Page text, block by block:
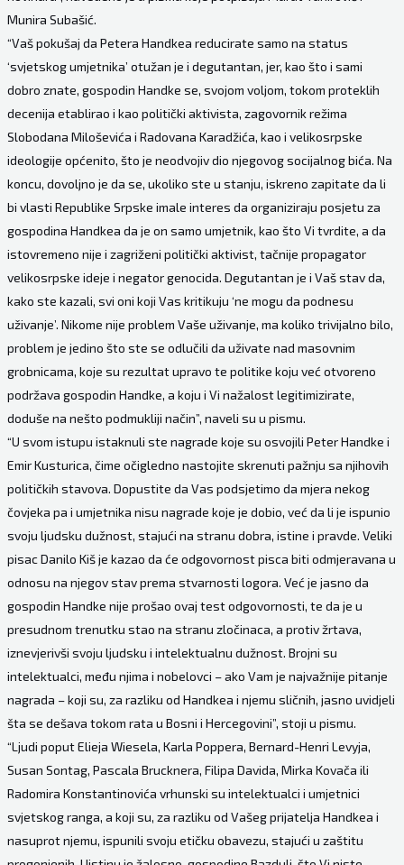
Munira Subašić.
“Vaš pokušaj da Petera Handkea reducirate samo na status
‘svjetskog umjetnika’ otužan je i degutantan, jer, kao što i sami
dobro znate, gospodin Handke se, svojom voljom, tokom proteklih
decenija etablirao i kao politički aktivista, zagovornik režima
Slobodana Miloševića i Radovana Karadžića, kao i velikosrpske
ideologije općenito, što je neodvojiv dio njegovog socijalnog bića. Na
koncu, dovoljno je da se, ukoliko ste u stanju, iskreno zapitate da li
bi vlasti Republike Srpske imale interes da organiziraju posjetu za
gospodina Handkea da je on samo umjetnik, kao što Vi tvrdite, a da
istovremeno nije i zagriženi politički aktivist, tačnije propagator
velikosrpske ideje i negator genocida. Degutantan je i Vaš stav da,
kako ste kazali, svi oni koji Vas kritikuju ‘ne mogu da podnesu
uživanje’. Nikome nije problem Vaše uživanje, ma koliko trivijalno bilo,
problem je jedino što ste se odlučili da uživate nad masovnim
grobnicama, koje su rezultat upravo te politike koju već otvoreno
podržava gospodin Handke, a koju i Vi nažalost legitimizirate,
doduše na nešto podmukliji način”, naveli su u pismu.
“U svom istupu istaknuli ste nagrade koje su osvojili Peter Handke i
Emir Kusturica, čime očigledno nastojite skrenuti pažnju sa njihovih
političkih stavova. Dopustite da Vas podsjetimo da mjera nekog
čovjeka pa i umjetnika nisu nagrade koje je dobio, već da li je ispunio
svoju ljudsku dužnost, stajući na stranu dobra, istine i pravde. Veliki
pisac Danilo Kiš je kazao da će odgovornost pisca biti odmjeravana u
odnosu na njegov stav prema stvarnosti logora. Već je jasno da
gospodin Handke nije prošao ovaj test odgovornosti, te da je u
presudnom trenutku stao na stranu zločinaca, a protiv žrtava,
iznevjerivši svoju ljudsku i intelektualnu dužnost. Brojni su
intelektualci, među njima i nobelovci – ako Vam je najvažnije pitanje
nagrada – koji su, za razliku od Handkea i njemu sličnih, jasno uvidjeli
šta se dešava tokom rata u Bosni i Hercegovini”, stoji u pismu.
“Ljudi poput Elieja Wiesela, Karla Poppera, Bernard-Henri Levyja,
Susan Sontag, Pascala Brucknera, Filipa Davida, Mirka Kovača ili
Radomira Konstantinovića vrhunski su intelektualci i umjetnici
svjetskog ranga, a koji su, za razliku od Vašeg prijatelja Handkea i
nasuprot njemu, ispunili svoju etičku obavezu, stajući u zaštitu